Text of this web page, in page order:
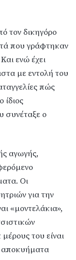
τον δικηγόρο
που γράφτηκαν
ενώ έχει
με εντολή του
πώς
συνέταξε ο
αγωγής,
Οι
για την
«μοντελάκια»,
του είναι
αποκυήματα